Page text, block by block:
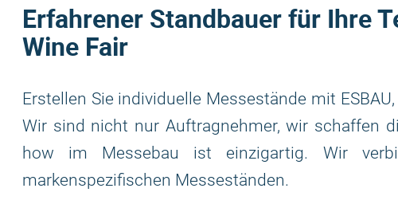
Erfahrener Standbauer für Ihre
Wine Fair
Erstellen Sie individuelle Messestände mit
Wir sind nicht nur Auftragnehmer, wir schaffen
how im Messebau ist einzigartig. Wir
markenspezifischen Messeständen.